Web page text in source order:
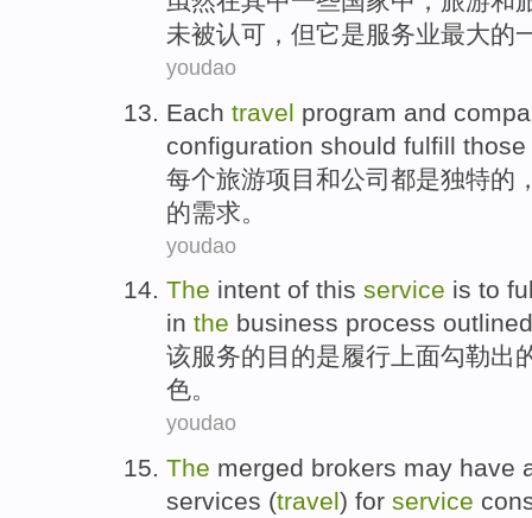
未被认可 ，但它是服务业最大的
youdao
Each travel program and
configuration should fulfill those
每个旅游项目和公司 都是独特的
的需求 。
youdao
The intent of this service is to
in the business process outlined
该服务的目的是履行 上面勾勒出
色。
youdao
The merged brokers may have
services (travel) for service